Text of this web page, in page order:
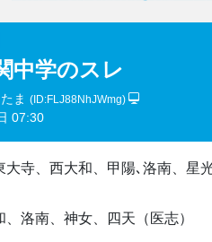
中学のスレ
ま (ID:FLJ88NhJWmg)
07:30
大寺、西大和、甲陽､洛南、星
、洛南、神女、四天（医志）